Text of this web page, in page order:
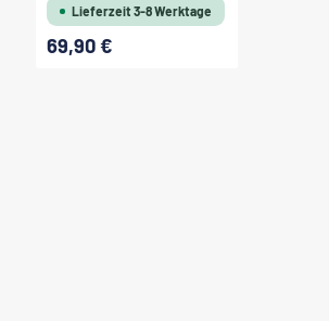
Lieferzeit 3-8 Werktage
Regulärer Preis:
69,90 €